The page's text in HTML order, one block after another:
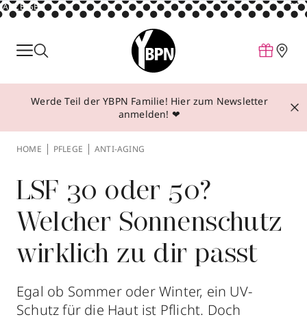
ANZEIGE
Parfum
Make-up
Behandlungen
Über YBPN
Aktionen
Storefinder
Werde Teil der YBPN Familie! Hier zum Newsletter
anmelden! ❤
HOME PFLEGE ANTI-AGING
LSF 30 oder 50?
Welcher Sonnenschutz
wirklich zu dir passt
Egal ob Sommer oder Winter, ein UV-
Schutz für die Haut ist Pflicht. Doch